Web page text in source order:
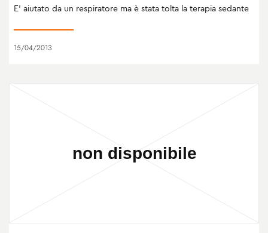
E' aiutato da un respiratore ma è stata tolta la terapia sedante
15/04/2013